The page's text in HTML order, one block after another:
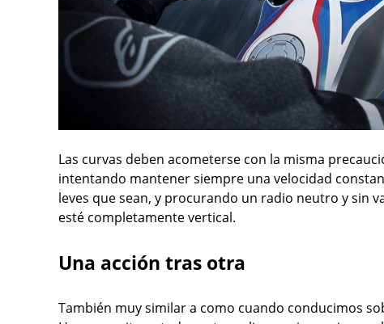
Las curvas deben acometerse con la misma
intentando mantener siempre una velocidad
leves que sean, y procurando un radio neutro y sin
esté completamente vertical.
Una acción tras otra
También muy similar a como cuando conducimos